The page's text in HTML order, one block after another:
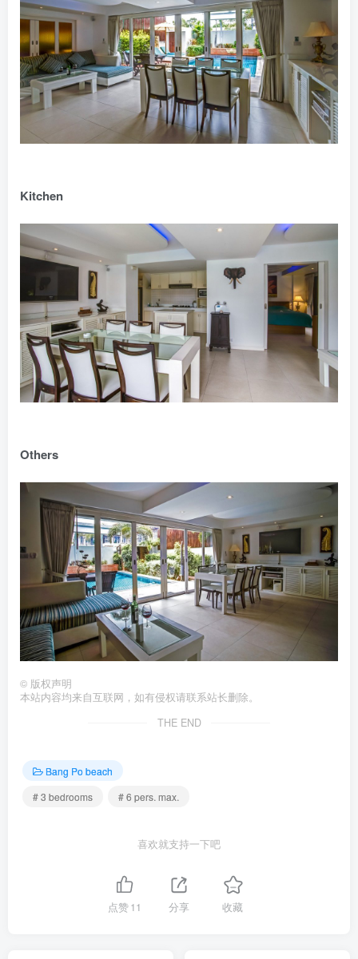
Kitchen
Others
© 版权声明
本站内容均来自互联网，如有侵权请联系站长删除。
THE END
Bang Po beach
# 3 bedrooms
# 6 pers. max.
喜欢就支持一下吧
点赞11 分享 收藏